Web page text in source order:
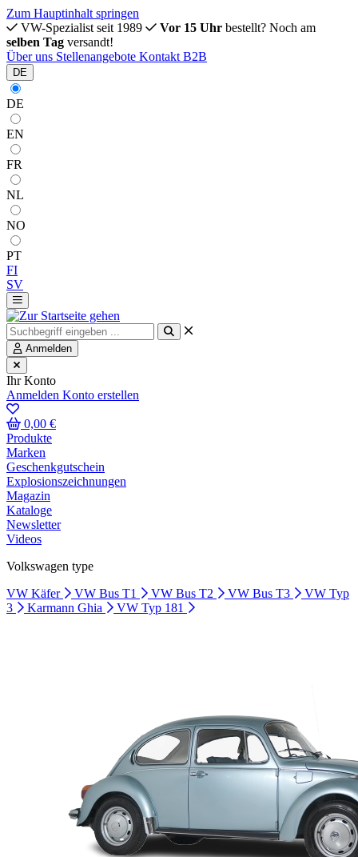
Zum Hauptinhalt springen
VW-Spezialist seit 1989
Vor 15 Uhr bestellt? Noch am
selben Tag versandt!
Über uns Stellenangebote Kontakt B2B
DE
DE
EN
FR
NL
NO
PT
FI
SV
Anmelden
Ihr Konto
Anmelden Konto erstellen
0,00 €
Produkte
Marken
Geschenkgutschein
Explosionszeichnungen
Magazin
Kataloge
Newsletter
Videos
Volkswagen type
VW Käfer
VW Bus T1 VW Bus T2 VW Bus T3
VW Typ
3
Karmann Ghia VW Typ 181